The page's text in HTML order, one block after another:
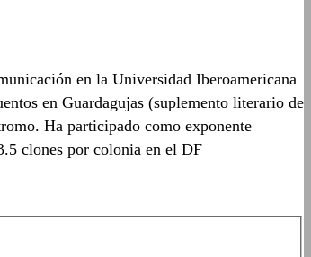
en la Universidad Iberoamericana
en Guardagujas (suplemento literario de
Ha participado como exponente
clones por colonia en el DF